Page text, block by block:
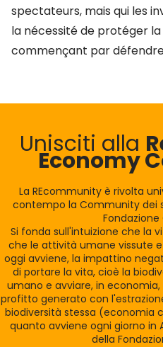
spectateurs, mais qui les
la nécessité de protéger
commençant par
Unisciti alla
Economy
La REcommunity è rivolta
contempo la Community dei
Fondazione
Si fonda sull'intuizione che la
che le attività umane vissute
oggi avviene, la impattino
di portare la vita, cioè la
umano e avviare, in
profitto generato con
biodiversità stessa (economia
quanto avviene ogni giorno in
della